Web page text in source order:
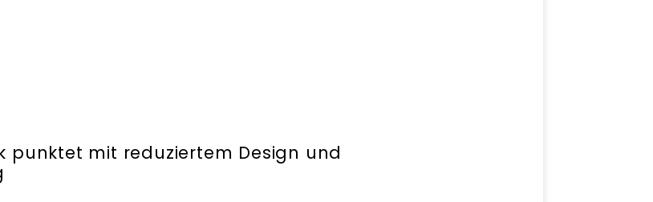
punktet mit reduziertem Design und